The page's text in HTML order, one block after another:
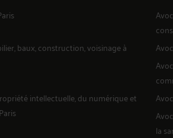
baux, construction, voisinageà
intellectuelle, du numérique et
la